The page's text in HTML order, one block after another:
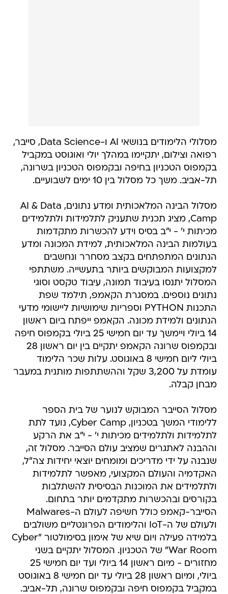
מסלולי הלימודים בנושאי AI ו-Data Science, סייבר,
רפואה וצילום, יתקיימו במהלך יולי ואוגוסט במקביל
בקמפוס הטכניון בחיפה ובקמפוס הטכניון בשרונה,
תל-אביב. משך כל מסלול בין 10 ימים לשבועיים.
מסלול הבינה המלאכותית ומדע נתונים, AI & Data
Camp, מציג תכנית שתעניק לתלמידות ולתלמידים
מכיתות י' - י"ב בסיס וידע להכשרות מתקדמות
בעולמות הבינה המלאכותית, למידת המכונה ומדע
הנתונים המתפתחים בקצב מסחרר ונחשבים
למקצועות המבוקשים ביותר בתעשייה. משתתפי
המסלול יתנסו בעיבוד תמונה, עיבוד טקסט וסוגי
נתונים נוספים. במסגרת הקאמפ, תילמד שפת
התכנות PYTHON וספריות שימושיות ליישומי מדעי
הנתונים ולמידת מכונה. הקאמפ ייפתח ביום ראשון
14 ביולי ויימשך עד יום חמישי 25 ביולי בקמפוס חיפה
ובקמפוס שרונה הקאמפ יתקיים בין יום ראשון 28
ביולי ליום חמישי 8 באוגוסט. עלות שכר הלימוד
עומדת על 3,200 שקל וההשתתפות מותנית במעבר
מבחן קבלה.
מסלול הסייבר המבוקש לנוער של בית הספר
ללימודי המשך בטכניון, Cyber Camp, נועד לתת
לתלמידות ולתלמידים מכיתות י' - י"ב את הרקע
וההבנה לאתגרים שמציב עולם הסייבר. מסלול זה,
שנבנה על ידי מדריכים ומומחים יוצאי יחידות צה"ל,
האקדמיה והעולם המקצועי, מאפשר לתלמידות
ולתלמידים את המוכנות הבסיסית להשתלבות
בקורסים ובהכשרות מתקדמים יותר בתחום.
הסייבר-קאמפ כולל חשיפה לעולם ה-Malwares
ולעולם של ה-IoT והלימודים הפרונטליים משולבים
בלמידה פעילה ויום שיא של אימון בסימולטור "Cyber
War Room" של הטכניון. המסלול יתקיים בשני
מחזורים - מיום ראשון 14 ביולי ועד יום חמישי 25
ביולי, ומיום ראשון 28 ביולי עד יום חמישי 8 באוגוסט
במקביל בקמפוס חיפה ובקמפוס שרונה, תל-אביב.